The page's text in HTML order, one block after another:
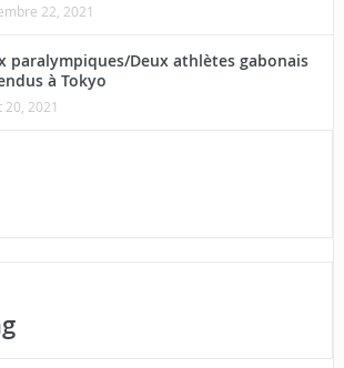
22, 2021
paralympiques/Deux athlètes gabonais
à Tokyo
20, 2021